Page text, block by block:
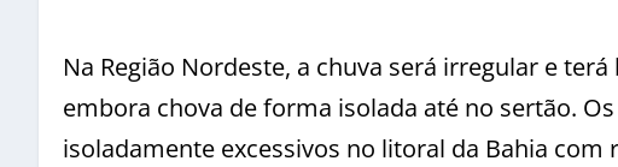
Na Região Nordeste, a chuva será irregular e
embora chova de forma isolada até no sertão.
isoladamente excessivos no litoral da Bahia com